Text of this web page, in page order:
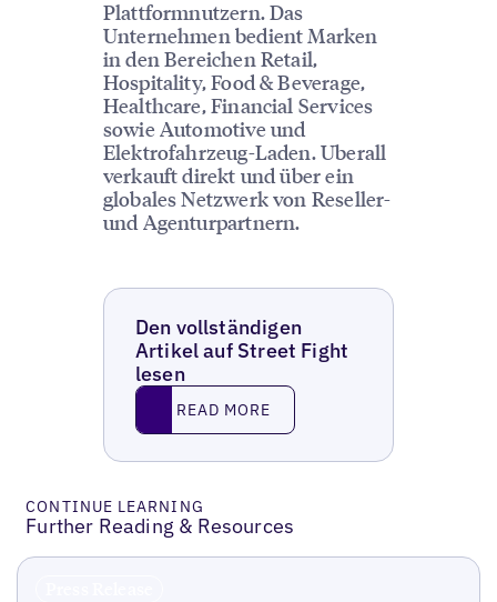
Plattformnutzern. Das
Unternehmen bedient Marken
in den Bereichen Retail,
Hospitality, Food & Beverage,
Healthcare, Financial Services
sowie Automotive und
Elektrofahrzeug-Laden. Uberall
verkauft direkt und über ein
globales Netzwerk von Reseller-
und Agenturpartnern.
Den vollständigen
Artikel auf Street Fight
lesen
Read MoreREAD MORE
CONTINUE LEARNING
Further Reading & Resources